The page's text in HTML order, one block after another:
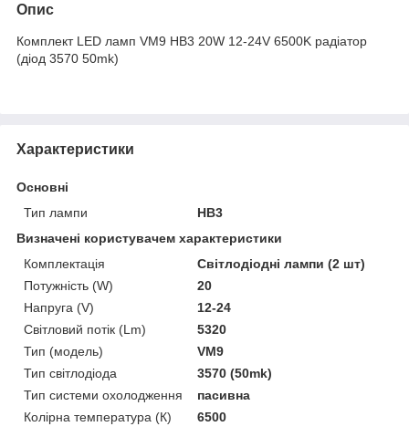
Опис
Комплект LED ламп VM9 НВ3 20W 12-24V 6500K радіатор
(діод 3570 50mk)
Характеристики
Основні
Тип лампи
HB3
Визначені користувачем характеристики
Комплектація
Світлодіодні лампи (2 шт)
Потужність (W)
20
Напруга (V)
12-24
Світловий потік (Lm)
5320
Тип (модель)
VM9
Тип світлодіода
3570 (50mk)
Тип системи охолодження
пасивна
Колірна температура (К)
6500